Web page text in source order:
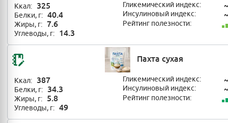
Ккал: 325
Белки, г: 40.4
Жиры, г: 7.6
Углеводы, г: 14.3
Гликемический индекс: ~
Инсулиновый индекс: ~
Рейтинг полезности:
Пахта сухая
Ккал: 387
Белки, г: 34.3
Жиры, г: 5.8
Углеводы, г: 49
Гликемический индекс: ~
Инсулиновый индекс: ~
Рейтинг полезности: